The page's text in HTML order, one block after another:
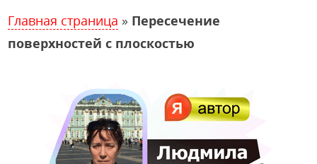
Главная страница » Пересечение
поверхностей с плоскостью